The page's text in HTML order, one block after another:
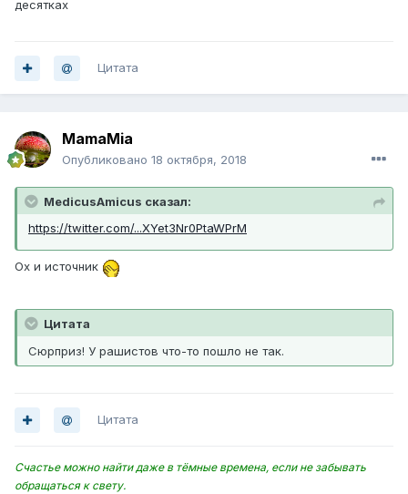
десятках
Цитата
MamaMia
Опубликовано 18 октября, 2018
MedicusAmicus сказал:
https://twitter.com/...XYet3Nr0PtaWPrM
Ох и источник
Цитата
Сюрприз! У рашистов что-то пошло не так.
Цитата
Счастье можно найти даже в тёмные времена, если не забывать
обращаться к свету.